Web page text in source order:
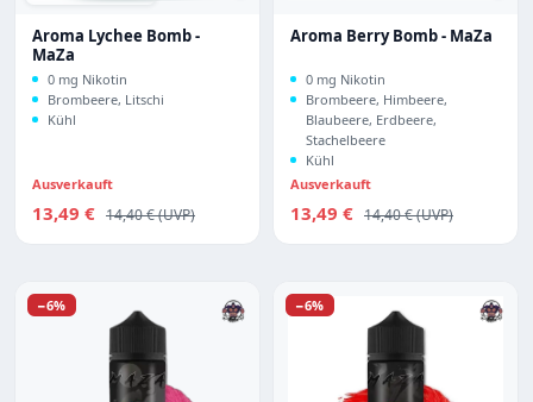
Durchschnittliche Bewertung von 3 von 5 Sternen
Aroma Lychee Bomb -
MaZa
0 mg Nikotin
Brombeere, Litschi
Kühl
Ausverkauft
Verkaufspreis:
13,49 € Regulärer Preis:
14,40 €
Aroma Berry Bomb - MaZa
0 mg Nikotin
Brombeere, Himbeere,
Blaubeere, Erdbeere,
Stachelbeere
Kühl
Ausverkauft
Verkaufspreis:
13,49 € Regulärer Preis:
14,40 €
Rabatt
−6% Rabatt
−6%